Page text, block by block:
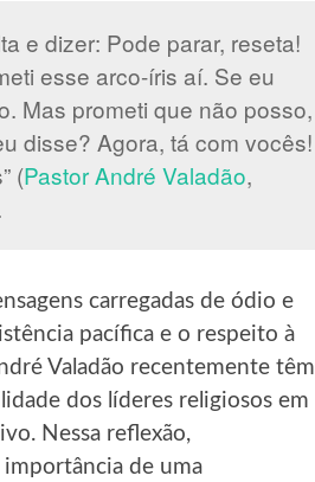
e dizer: Pode parar, reseta!
esse arco-íris aí. Se eu
Mas prometi que não posso,
disse? Agora, tá com vocês!
(Pastor André Valadão,
carregadas de ódio e
pacífica e o respeito à
Valadão recentemente têm
dos líderes religiosos em
Nessa reflexão,
importância de uma